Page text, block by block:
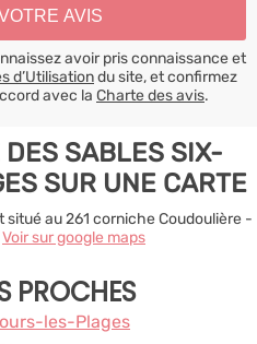
avoir pris connaissance et
d’Utilisationdu site, et confirmez
avec la Charte des avis.
DES SABLES SIX-
SUR UNE CARTE
situé au 261 corniche Coudoulière -
Voir sur google maps
PROCHES
les-Plages